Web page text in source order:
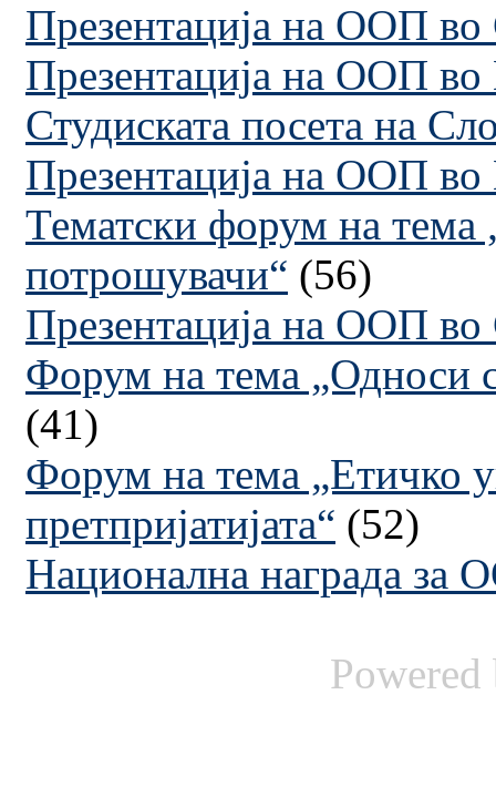
Презентација на ООП
Презентација на ООП
Студиската посета на
Презентација на ООП во
Тематски форум на тема
потрошувачи“ (56)
Презентација на ООП во
Форум на тема „Односи
(41)
Форум на тема „Етичко
претпријатијата“ (52)
Национална награда за